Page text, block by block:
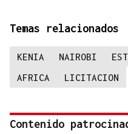
Temas relacionados
KENIA NAIROBI
AFRICA
LICITACION
Contenido